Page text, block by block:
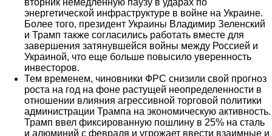
энергетической инфраструктуре в войне на Украине.
Более того, президент Украины Владимир Зеленский
и Трамп также согласились работать вместе для
завершения затянувшейся войны между Россией и
Украиной, что еще больше повысило уверенность
инвесторов.
Тем временем, чиновники ФРС снизили свой прогноз
роста на год на фоне растущей неопределенности в
отношении влияния агрессивной торговой политики
администрации Трампа на экономическую активность.
Трамп ввел фиксированную пошлину в 25% на сталь
и алюминий с февраля и угрожает ввести взаимные и